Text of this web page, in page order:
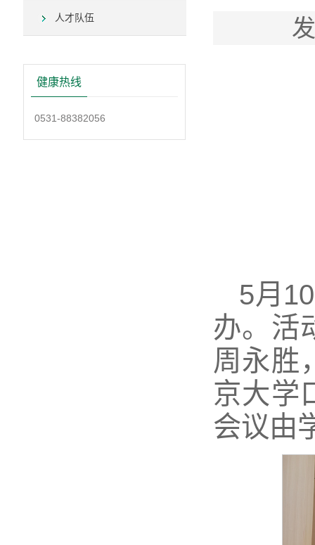
人才队伍
健康热线
0531-88382056
5月
办。活
周永胜
京大学
会议由